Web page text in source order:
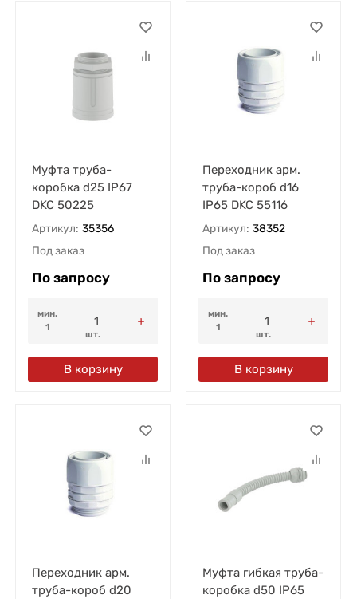
Муфта труба-
коробка d25 IP67
DKC 50225
Артикул: 35356
Под заказ
По запросу
мин.
1
шт.
В корзину
Переходник арм.
труба-короб d16
IP65 DKC 55116
Артикул: 38352
Под заказ
По запросу
мин.
1
шт.
В корзину
Переходник арм.
труба-короб d20
Муфта гибкая труба-
коробка d50 IP65